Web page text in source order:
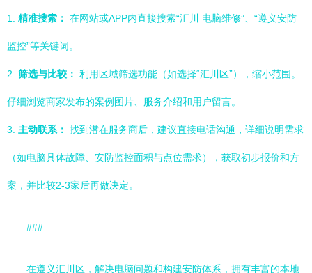
1. 精准搜索： 在网站或APP内直接搜索“汇川 电脑维修”、“遵义安防
监控”等关键词。
2. 筛选与比较： 利用区域筛选功能（如选择“汇川区”），缩小范围。
仔细浏览商家发布的案例图片、服务介绍和用户留言。
3. 主动联系： 找到潜在服务商后，建议直接电话沟通，详细说明需求
（如电脑具体故障、安防监控面积与点位需求），获取初步报价和方
案，并比较2-3家后再做决定。
###
在遵义汇川区，解决电脑问题和构建安防体系，拥有丰富的本地